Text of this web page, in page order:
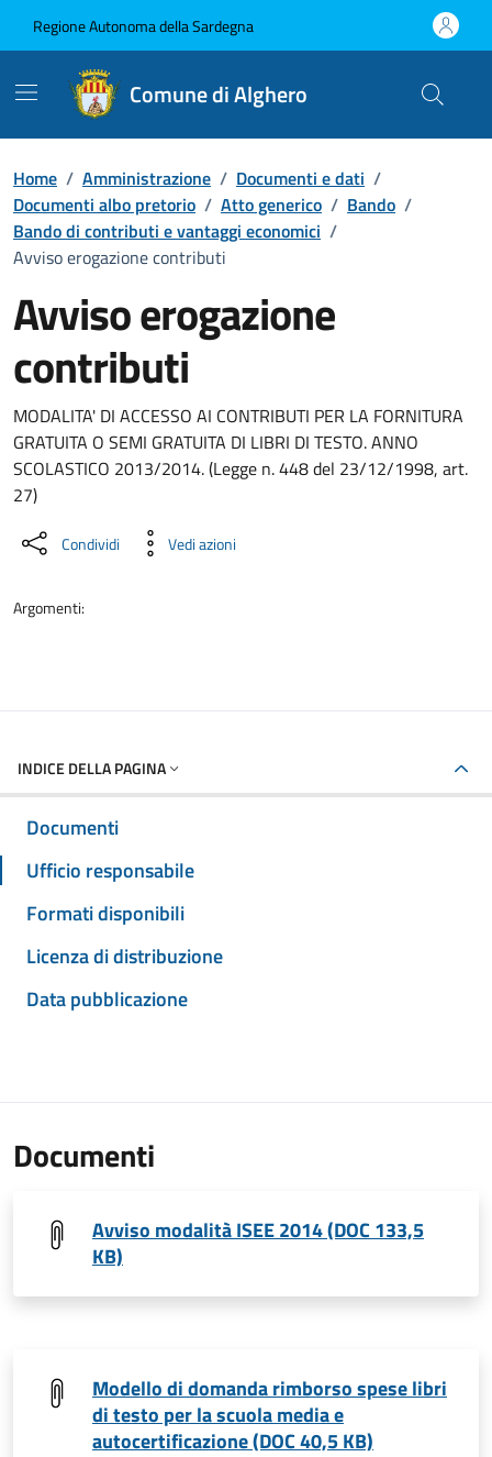
Regione Autonoma della Sardegna
Comune di Alghero
Home / Amministrazione / Documenti e dati /
Documenti albo pretorio / Atto generico / Bando /
Bando di contributi e vantaggi economici /
Avviso erogazione contributi
Avviso erogazione
contributi
Dettaglio del documento
MODALITA' DI ACCESSO AI CONTRIBUTI PER LA FORNITURA
GRATUITA O SEMI GRATUITA DI LIBRI DI TESTO. ANNO
SCOLASTICO 2013/2014. (Legge n. 448 del 23/12/1998, art.
27)
Condividi Vedi azioni
Argomenti:
INDICE DELLA PAGINA
Documenti
Ufficio responsabile
Formati disponibili
Licenza di distribuzione
Data pubblicazione
Documenti
Avviso modalità ISEE 2014 (DOC 133,5
KB)
Modello di domanda rimborso spese libri
di testo per la scuola media e
autocertificazione (DOC 40,5 KB)